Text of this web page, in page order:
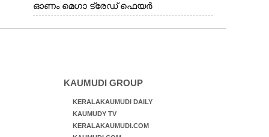
ഓണം മെഗാ ട്രേഡ് ഫെയർ
സംസ്ഥാനതല ഉദ്ഘാടനം നിർവഹിച്ച്
സ്റ്റാൾ സന്ദർശിക്കുന്ന മുഖ്യമന്ത്രി വി.ഡി.
KAUMUDI GROUP
KERALAKAUMUDI DAILY
KAUMUDY TV
KERALAKAUMUDI.COM